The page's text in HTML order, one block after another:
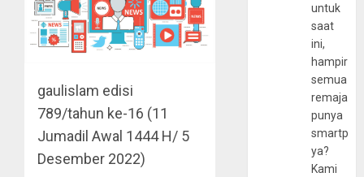
gaulislam edisi
789/tahun ke-16 (11
Jumadil Awal 1444 H/ 5
Desember 2022)
untuk
saat
ini,
hampir
semua
remaja
punya
ya?
Kami